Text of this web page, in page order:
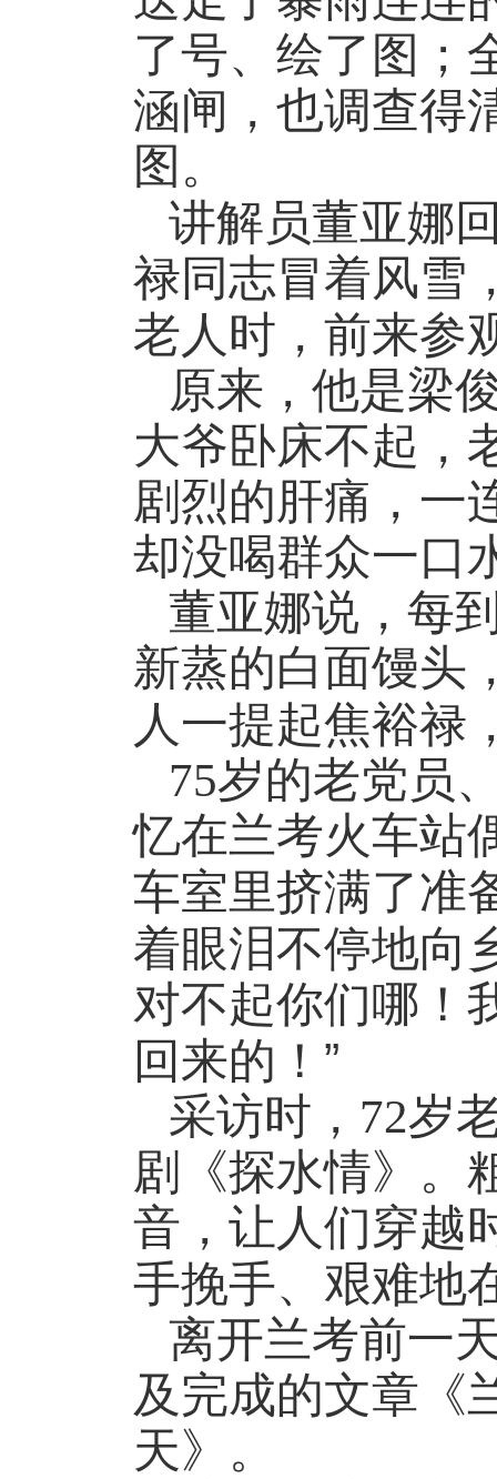
了号、绘了图；
涵闸，也调查得
图。
讲解员董亚娜
禄同志冒着风雪
老人时，前来参
原来，他是梁
大爷卧床不起，
剧烈的肝痛，一
却没喝群众一口
董亚娜说，每
新蒸的白面馒头
人一提起焦裕禄
75岁的老党员
忆在兰考火车站
车室里挤满了准
着眼泪不停地向
对不起你们哪！
回来的！ ”
采访时， 72岁
剧《探水情》。
音，让人们穿越
手挽手、艰难地
离开兰考前一
及完成的文章《
天》。